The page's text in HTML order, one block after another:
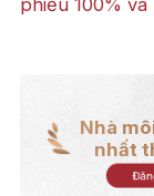
phiếu 100%
Nhà
nhất